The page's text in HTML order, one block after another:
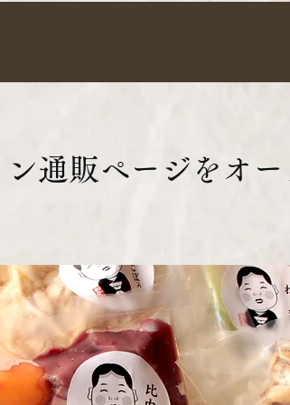
通販ページをオ